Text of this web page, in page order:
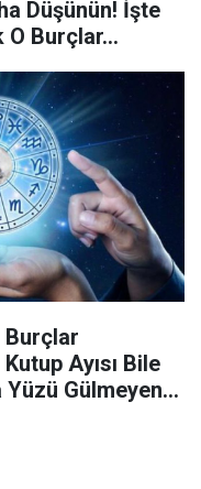
Düşünün! İşte
O Burçlar…
Burçlar
Ayısı Bile
Gülmeyen